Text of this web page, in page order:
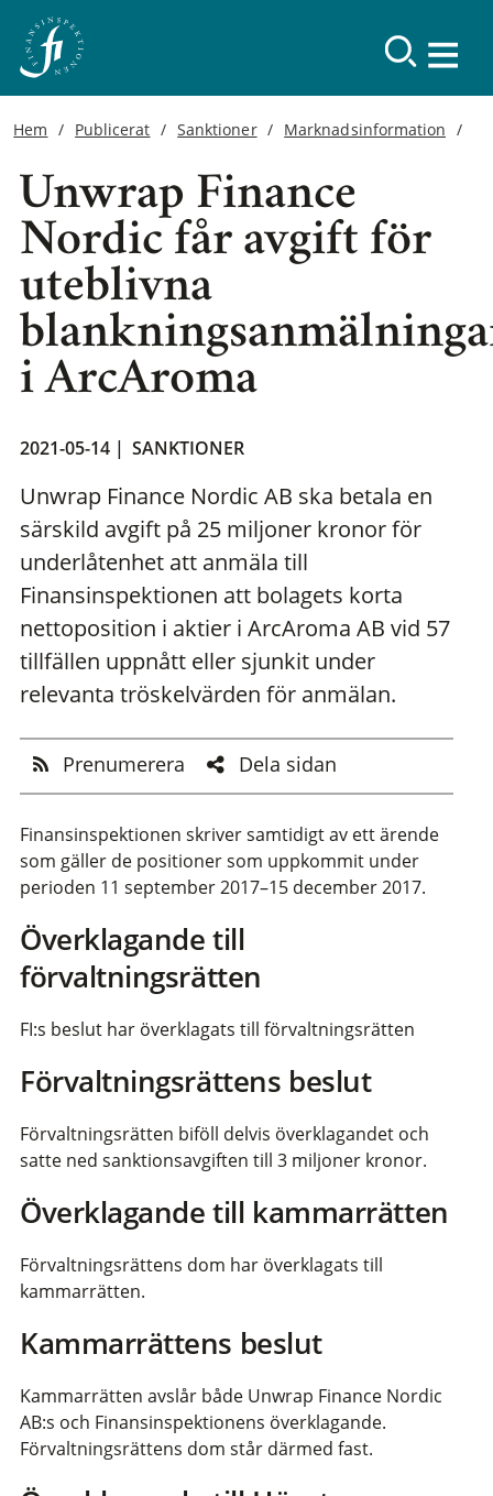
Hem Publicerat Sanktioner Marknadsinformation
Unwrap Finance
Nordic får avgift för
uteblivna
i ArcAroma
2021-05-14 | SANKTIONER
Unwrap Finance Nordic AB ska betala en
särskild avgift på 25 miljoner kronor för
underlåtenhet att anmäla till
Finansinspektionen att bolagets korta
nettoposition i aktier i ArcAroma AB vid 57
tillfällen uppnått eller sjunkit under
relevanta tröskelvärden för anmälan.
Prenumerera Dela sidan
Finansinspektionen skriver samtidigt av ett ärende
som gäller de positioner som uppkommit under
perioden 11 september 2017–15 december 2017.
Överklagande till
förvaltningsrätten
FI:s beslut har överklagats till förvaltningsrätten
Förvaltningsrättens beslut
Förvaltningsrätten biföll delvis överklagandet och
satte ned sanktionsavgiften till 3 miljoner kronor.
Överklagande till kammarrätten
Förvaltningsrättens dom har överklagats till
kammarrätten.
Kammarrättens beslut
Kammarrätten avslår både Unwrap Finance Nordic
AB:s och Finansinspektionens överklagande.
Förvaltningsrättens dom står därmed fast.